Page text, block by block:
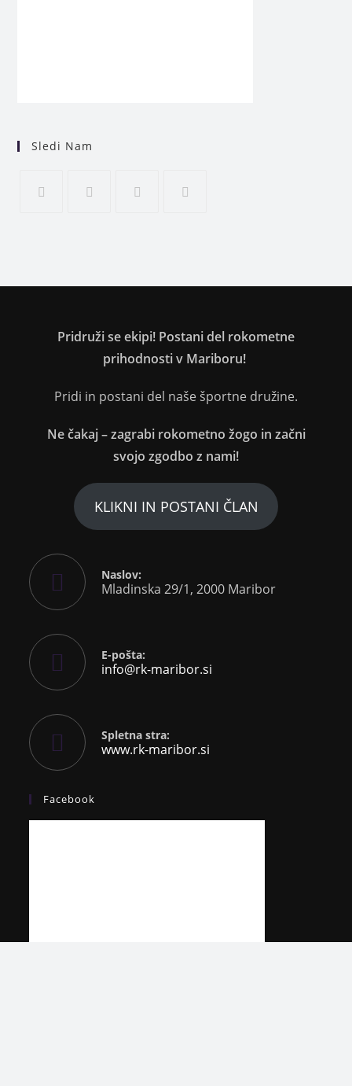
Sledi Nam
Pridruži se ekipi! Postani del rokometne
prihodnosti v Mariboru!
Pridi in postani del naše športne družine.
Ne čakaj – zagrabi rokometno žogo in začni
svojo zgodbo z nami!
KLIKNI IN POSTANI ČLAN
Naslov:
Mladinska 29/1, 2000 Maribor
E-pošta:
info@rk-maribor.si
Spletna stra:
www.rk-maribor.si
Facebook